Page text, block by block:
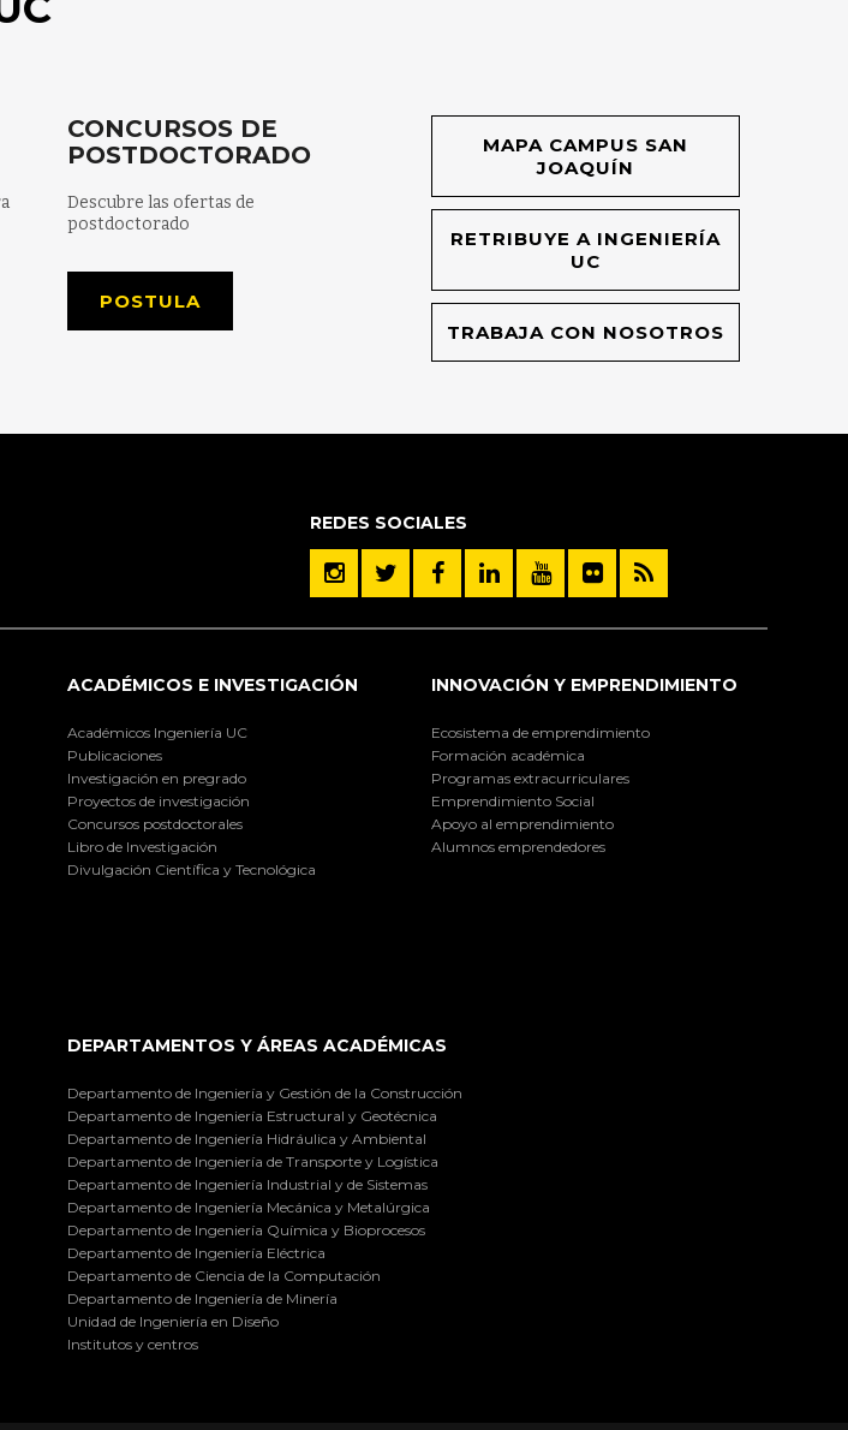
CONCURSOS DE
POSTDOCTORADO
Descubre las ofertas de
postdoctorado
POSTULA
MAPA CAMPUS SAN
JOAQUÍN
RETRIBUYE A INGENIERÍA
UC
TRABAJA CON NOSOTROS
REDES SOCIALES
ACADÉMICOS E INVESTIGACIÓN
Académicos Ingeniería UC
Publicaciones
Investigación en pregrado
Proyectos de investigación
Concursos postdoctorales
Libro de Investigación
Divulgación Científica y Tecnológica
INNOVACIÓN Y EMPRENDIMIENTO
Ecosistema de emprendimiento
Formación académica
Programas extracurriculares
Emprendimiento Social
Apoyo al emprendimiento
Alumnos emprendedores
DEPARTAMENTOS Y ÁREAS ACADÉMICAS
Departamento de Ingeniería y Gestión de la Construcción
Departamento de Ingeniería Estructural y Geotécnica
Departamento de Ingeniería Hidráulica y Ambiental
Departamento de Ingeniería de Transporte y Logística
Departamento de Ingeniería Industrial y de Sistemas
Departamento de Ingeniería Mecánica y Metalúrgica
Departamento de Ingeniería Química y Bioprocesos
Departamento de Ingeniería Eléctrica
Departamento de Ciencia de la Computación
Departamento de Ingeniería de Minería
Unidad de Ingeniería en Diseño
Institutos y centros